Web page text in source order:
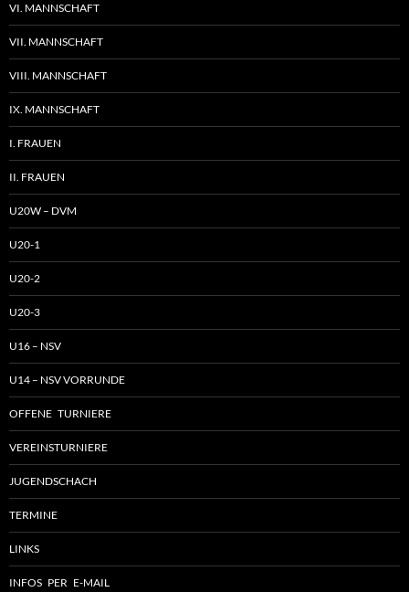
VI. MANNSCHAFT
VII. MANNSCHAFT
VIII. MANNSCHAFT
IX. MANNSCHAFT
I. FRAUEN
II. FRAUEN
U20W – DVM
U20-1
U20-2
U20-3
U16 – NSV
U14 – NSV VORRUNDE
OFFENE TURNIERE
VEREINSTURNIERE
JUGENDSCHACH
TERMINE
LINKS
INFOS PER E-MAIL